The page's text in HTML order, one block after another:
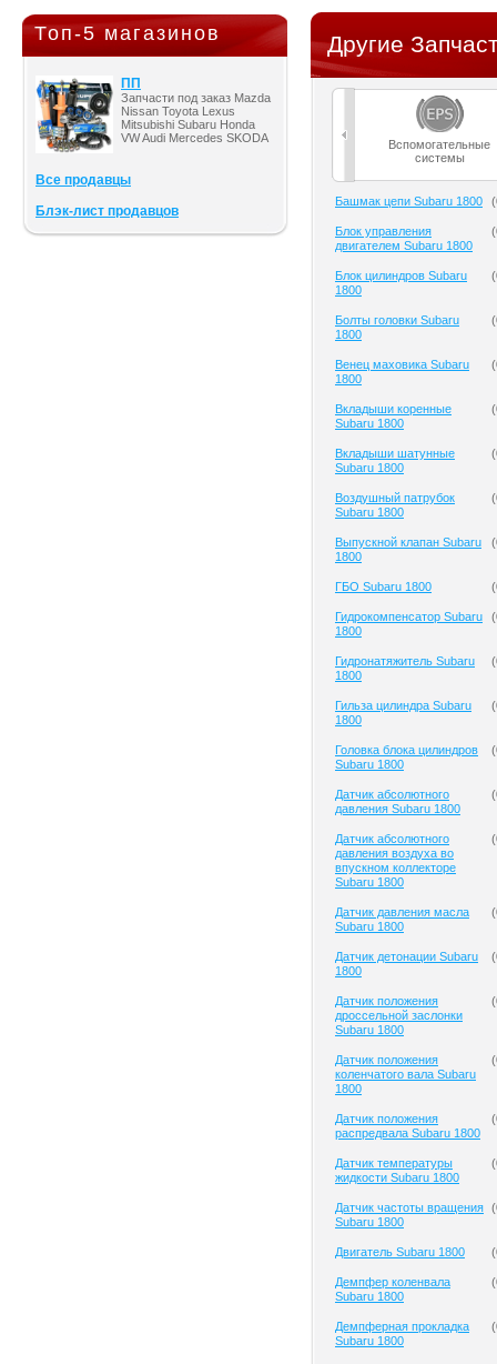
Топ-5 магазинов
ПП
Запчасти под заказ Mazda
Nissan Toyota Lexus
Mitsubishi Subaru Honda
VW Audi Mercedes SKODA
Все продавцы
Блэк-лист продавцов
Другие
Вспомогательные
системы
Башмак цепи Subaru 1800 (
Блок управления
двигателем Subaru 1800
(
Блок цилиндров Subaru
1800
(
Болты головки Subaru
1800
(
Венец маховика Subaru
1800
(
Вкладыши коренные
Subaru 1800
(
Вкладыши шатунные
Subaru 1800
(
Воздушный патрубок
Subaru 1800
(
Выпускной клапан Subaru
1800
(
ГБО Subaru 1800 (
Гидрокомпенсатор Subaru
1800
(
Гидронатяжитель Subaru
1800
(
Гильза цилиндра Subaru
1800
(
Головка блока цилиндров
Subaru 1800
(
Датчик абсолютного
давления Subaru 1800
(
Датчик абсолютного
давления воздуха во
впускном коллекторе
Subaru 1800
(
Датчик давления масла
Subaru 1800
(
Датчик детонации Subaru
1800
(
Датчик положения
дроссельной заслонки
Subaru 1800
(
Датчик положения
коленчатого вала Subaru
1800
(
Датчик положения
распредвала Subaru 1800
(
Датчик температуры
жидкости Subaru 1800
(
Датчик частоты вращения
Subaru 1800
(
Двигатель Subaru 1800 (
Демпфер коленвала
Subaru 1800
(
Демпферная прокладка
Subaru 1800
(